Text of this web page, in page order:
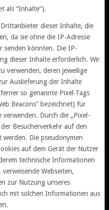
als “Inhalte”).
dieser Inhalte, die
da sie ohne die IP-Adresse
senden könnten. Die IP-
dieser Inhalte erforderlich. Wir
verwenden, deren jeweilige
Auslieferung der Inhalte
so genannte Pixel-Tags
Beacons“ bezeichnet) für
Durch die „Pixel-
Besucherverkehr auf den
werden. Die pseudonymen
auf dem Gerät der Nutzer
technische Informationen
Webseiten,
zur Nutzung unseres
mit solchen Informationen aus